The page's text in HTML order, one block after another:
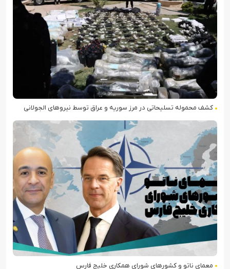
کشف محموله تسلیحاتی در مرز سوریه و عراق توسط نیروهای الجولانی
معمای ناتو و کشورهای شورای همکاری خلیج فارس